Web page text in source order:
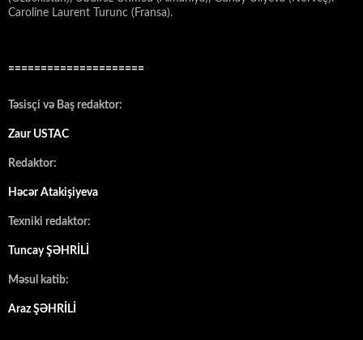
Caroline Laurent Turunc (Fransa).
=====================
Təsisçi və Baş redaktor:
Zaur USTAC
Redaktor:
Həcər Atakişiyeva
Texniki redaktor:
Tuncay ŞƏHRİLİ
Məsul katib:
Araz ŞƏHRİLİ